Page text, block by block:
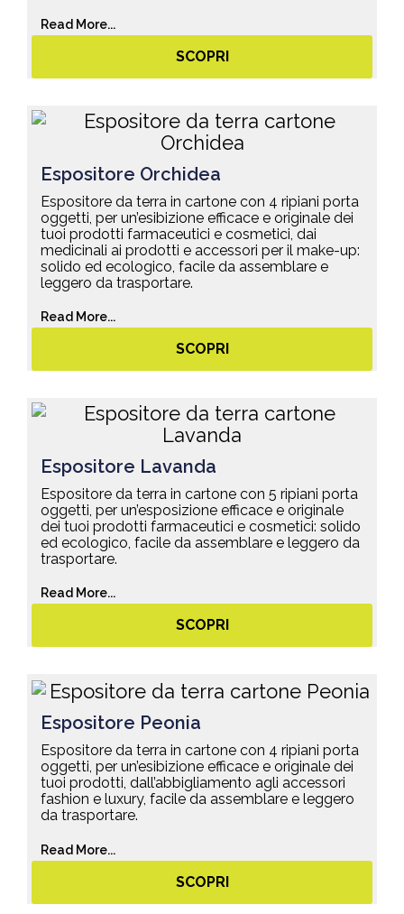
Read More...
SCOPRI
Espositore Orchidea
Espositore da terra in cartone con 4 ripiani porta
oggetti, per un’esibizione efficace e originale dei
tuoi prodotti farmaceutici e cosmetici, dai
medicinali ai prodotti e accessori per il make-up:
solido ed ecologico, facile da assemblare e
leggero da trasportare.
Read More...
SCOPRI
Espositore Lavanda
Espositore da terra in cartone con 5 ripiani porta
oggetti, per un’esposizione efficace e originale
dei tuoi prodotti farmaceutici e cosmetici: solido
ed ecologico, facile da assemblare e leggero da
trasportare.
Read More...
SCOPRI
Espositore Peonia
Espositore da terra in cartone con 4 ripiani porta
oggetti, per un’esibizione efficace e originale dei
tuoi prodotti, dall’abbigliamento agli accessori
fashion e luxury, facile da assemblare e leggero
da trasportare.
Read More...
SCOPRI